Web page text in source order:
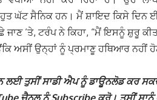
ਘੱਟ ਸੈਨਿਕ ਹਨ। ਮੈਂ ਸ਼ਾਇਦ ਕਿਸੇ ਦਿਨ
‘ਤੇ, ਟਰੰਪ ਨੇ ਕਿਹਾ, “ਮੈਂ ਇਸਨੂੰ ਸ਼ੁਰੂ
ਅਸੀਂ ਉਨ੍ਹਾਂ ਨੂੰ ਪ੍ਰਮਾਣੂ ਹਥਿਆਰ ਨਹੀਂ
ਲਈ ਤੁਸੀਂ ਸਾਡੀ ਐਪ ਨੂੰ ਡਾਊਨਲੋਡ ਕਰ
ਚੈਨਲ ਨੂੰ Subscribe ਕਰੋ। ਤੁਸੀਂ